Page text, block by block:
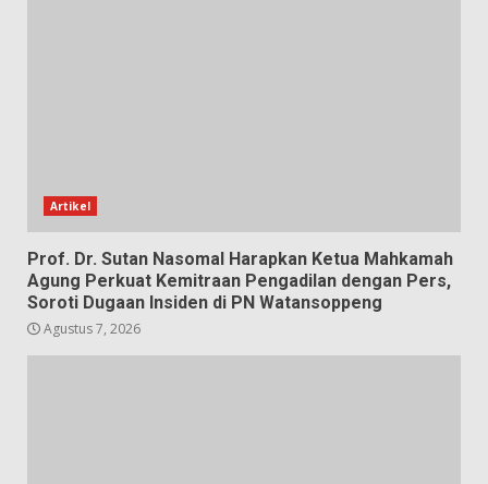
Artikel
Prof. Dr. Sutan Nasomal Harapkan Ketua Mahkamah
Agung Perkuat Kemitraan Pengadilan dengan Pers,
Soroti Dugaan Insiden di PN Watansoppeng
Agustus 7, 2026